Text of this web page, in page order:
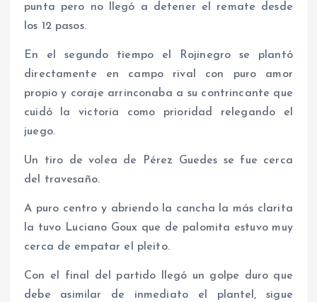
punta pero no llegó a detener el remate desde
los 12 pasos.
En el segundo tiempo el Rojinegro se plantó
directamente en campo rival con puro amor
propio y coraje arrinconaba a su contrincante que
cuidó la victoria como prioridad relegando el
juego.
Un tiro de volea de Pérez Guedes se fue cerca
del travesaño.
A puro centro y abriendo la cancha la más clarita
la tuvo Luciano Goux que de palomita estuvo muy
cerca de empatar el pleito.
Con el final del partido llegó un golpe duro que
debe asimilar de inmediato el plantel, sigue